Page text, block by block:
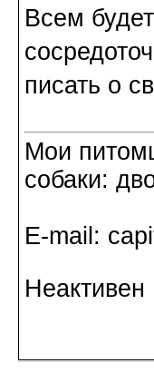
Всем
писать о
Мои
собаки:
Е-mail:
Неактивен